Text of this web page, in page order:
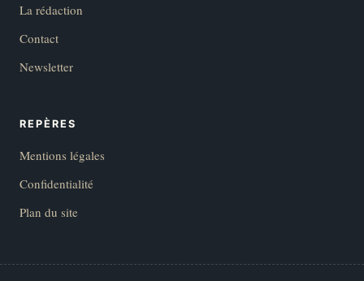
La rédaction
Contact
Newsletter
REPÈRES
Mentions légales
Confidentialité
Plan du site